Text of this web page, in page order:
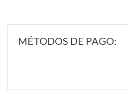
MÉTODOS DE PAGO: